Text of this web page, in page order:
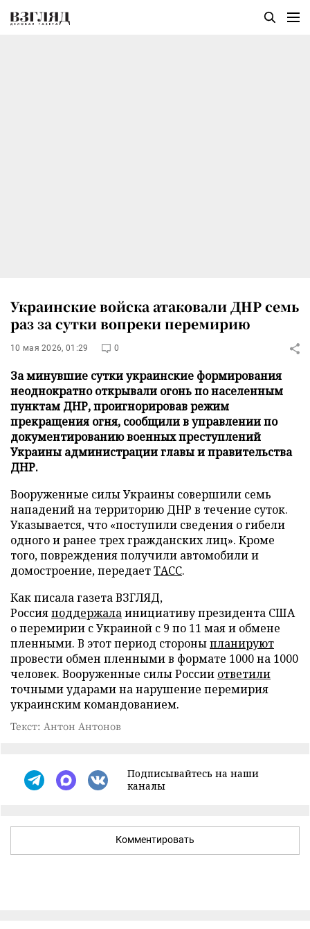
Украинские войска атаковали ДНР семь
раз за сутки вопреки перемирию
10 мая 2026, 01:29 0
За минувшие сутки украинские формирования
неоднократно открывали огонь по населенным
пунктам ДНР, проигнорировав режим
прекращения огня, сообщили в управлении по
документированию военных преступлений
Украины администрации главы и правительства
ДНР.
Вооруженные силы Украины совершили семь
нападений на территорию ДНР в течение суток.
Указывается, что «поступили сведения о гибели
одного и ранее трех гражданских лиц». Кроме
того, повреждения получили автомобили и
домостроение, передаетТАСС.
Как писала газета ВЗГЛЯД,
Россияподдержалаинициативу президента США
о перемирии с Украиной с 9 по 11 мая и обмене
пленными. В этот период стороныпланируют
провести обмен пленными в формате 1000 на 1000
человек. Вооруженные силы России ответили
точными ударами на нарушение перемирия
украинским командованием.
Текст: Антон Антонов
Подписывайтесь на наши
каналы
Комментировать